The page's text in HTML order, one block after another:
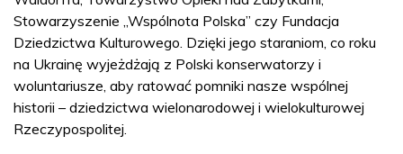
Stowarzyszenie „Wspólnota Polska” czy Fundacja
Dziedzictwa Kulturowego. Dzięki jego staraniom, co roku
na Ukrainę wyjeżdżają z Polski konserwatorzy i
woluntariusze, aby ratować pomniki nasze wspólnej
historii – dziedzictwa wielonarodowej i wielokulturowej
Rzeczypospolitej.